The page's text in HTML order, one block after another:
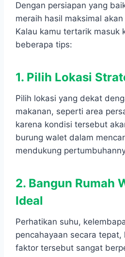
Dengan persiapan yang
meraih hasil maksimal
Kalau kamu tertarik masuk
beberapa tips:
1. Pilih Lokasi
Pilih lokasi yang dekat
makanan, seperti area
karena kondisi tersebut
burung walet dalam
mendukung
2. Bangun Rumah
Ideal
Perhatikan suhu,
pencahayaan secara tepat,
faktor tersebut sangat